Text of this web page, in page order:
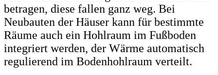
betragen, diese fallen ganz weg. Bei
Neubauten der Häuser kann für bestimmte
Räume auch ein Hohlraum im Fußboden
integriert werden, der Wärme automatisch
regulierend im Bodenhohlraum verteilt.